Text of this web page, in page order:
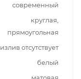
современный
круглая,
прямоугольная
излив отсутствует
белый